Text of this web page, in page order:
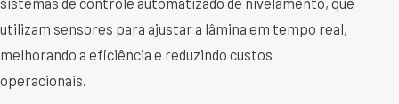
utilizam sensores para ajustar a lâmina em tempo real,
melhorando a eficiência e reduzindo custos
operacionais.